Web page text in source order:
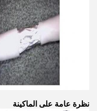
نظرة عامة على الماكينة